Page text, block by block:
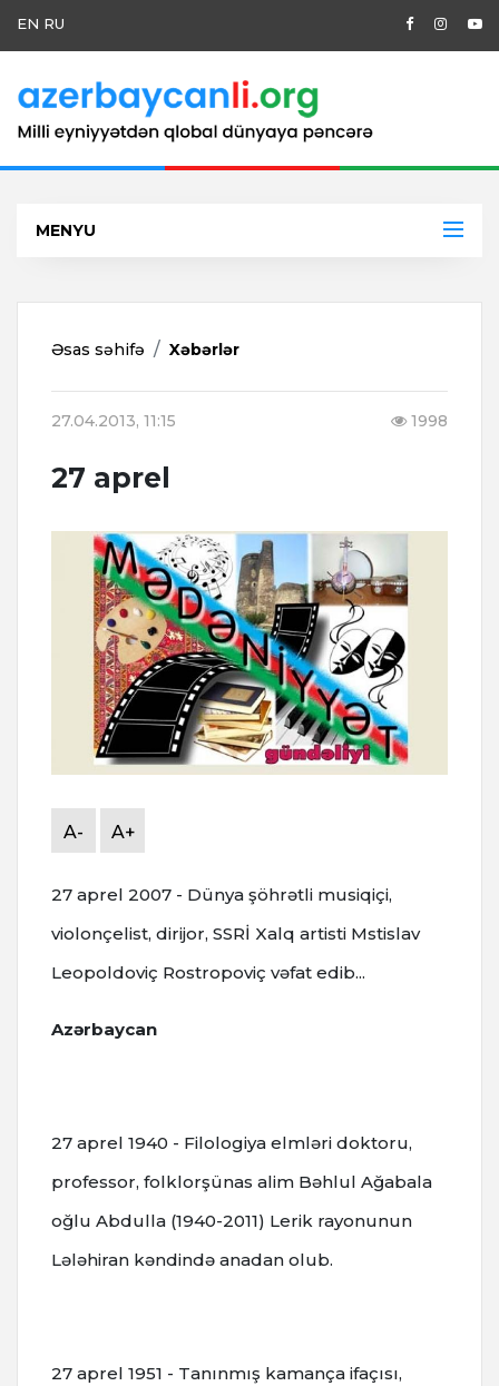
EN RU
MENYU
Əsas səhifə Xəbərlər
27.04.2013, 11:15 1998
27 aprel
A- A+
27 aprel 2007 - Dünya şöhrətli musiqiçi,
violonçelist, dirijor, SSRİ Xalq artisti Mstislav
Leopoldoviç Rostropoviç vəfat edib...
Azərbaycan
27 aprel 1940 - Filologiya elmləri doktoru,
professor, folklorşünas alim Bəhlul Ağabala
oğlu Abdulla (1940-2011) Lerik rayonunun
Lələhiran kəndində anadan olub.
27 aprel 1951 - Tanınmış kamança ifaçısı,